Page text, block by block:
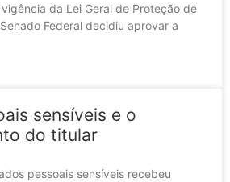
da Lei Geral de Proteção de
Federal decidiu aprovar a
sensíveis e o
do titular
pessoais sensíveis recebeu